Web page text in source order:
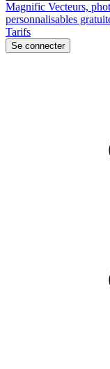
Magnific Vecteurs,
personnalisables
Tarifs
Se connecter